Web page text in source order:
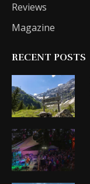
Reviews
Magazine
RECENT POSTS